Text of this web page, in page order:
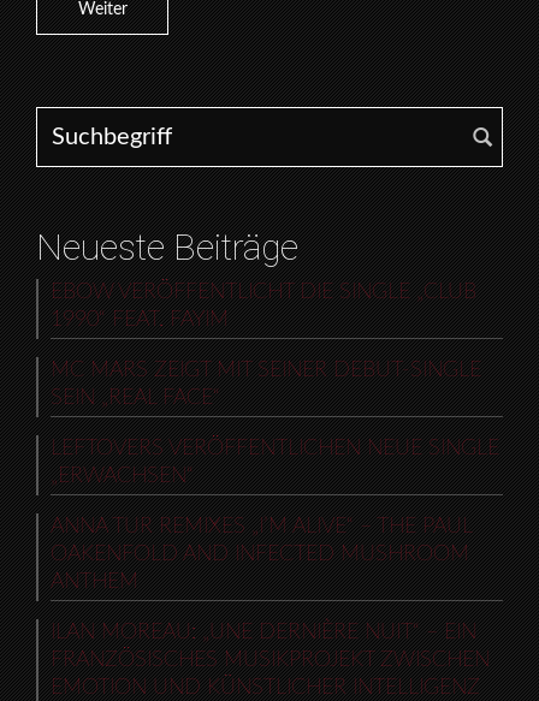
Weiter
Search for:
Neueste Beiträge
EBOW VERÖFFENTLICHT DIE SINGLE „CLUB
1990“ FEAT. FAYIM
MC MARS ZEIGT MIT SEINER DEBUT-SINGLE
SEIN „REAL FACE“
LEFTOVERS VERÖFFENTLICHEN NEUE SINGLE
„ERWACHSEN“
ANNA TUR REMIXES „I’M ALIVE“ – THE PAUL
OAKENFOLD AND INFECTED MUSHROOM
ANTHEM
ILAN MOREAU: „UNE DERNIÈRE NUIT“ – EIN
FRANZÖSISCHES MUSIKPROJEKT ZWISCHEN
EMOTION UND KÜNSTLICHER INTELLIGENZ